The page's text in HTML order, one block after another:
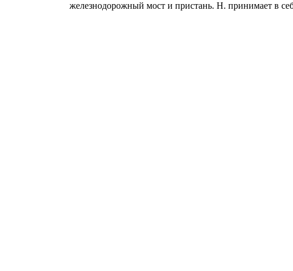
железнодорожный мост и пристань. Н. принимает в